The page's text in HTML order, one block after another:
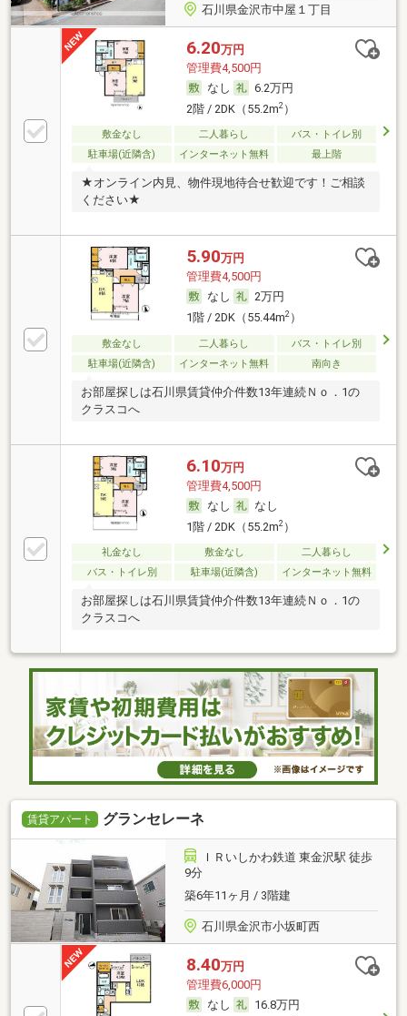
石川県金沢市中屋１丁目
6.20万円
管理費4,500円
なし
6.2万円
2階 / 2DK（55.2m2）
敷金なし 二人暮らし
バス・トイレ別
駐車場(近隣含)
インターネット無料 最上階
★オンライン内見、物件現地待合せ歓迎です！ご相談
ください★
5.90万円
管理費4,500円
なし
2万円
1階 / 2DK（55.44m2）
敷金なし 二人暮らし
バス・トイレ別
駐車場(近隣含)
インターネット無料 南向き
お部屋探しは石川県賃貸仲介件数13年連続Ｎｏ．1の
クラスコへ
6.10万円
管理費4,500円
なし
なし
1階 / 2DK（55.2m2）
礼金なし 敷金なし
二人暮らし
バス・トイレ別
駐車場(近隣含) インターネット無料
お部屋探しは石川県賃貸仲介件数13年連続Ｎｏ．1の
クラスコへ
賃貸アパート グランセレーネ
ＩＲいしかわ鉄道 東金沢駅 徒歩
9分
築6年11ヶ月 / 3階建
石川県金沢市小坂町西
8.40万円
管理費6,000円
なし
16.8万円